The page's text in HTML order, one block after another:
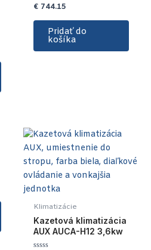
Hodnotenie
z
€744.15
Pridať do
košíka
Klimatizácie
Kazetová klimatizácia
AUX AUCA-H12 3,6kw